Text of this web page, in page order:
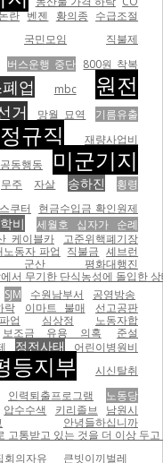
란 벤젠 황의종 수급조절
국민모임 직불제
버스운행 중단 800원 착복
업 mbc 원전
거 망월 묘역
기름유출
규직
재량사업비
동행동 미군기지
무주 자살 송하진 횡령
쿠터
현금수입금 확인원제
학비
세월호 십자가 순례
케이블카
고준위핵폐기장
노동자 파업 직불금 셰브런
군산 평화대행진
서 무기한 단식농성에 돌입한
SJM 수원남부서
공영방송
락 이마트 불매
선고공판
업 심상정
노동자합
보조금 유용 의혹 준설
정전사태
어린이병원비
등지부 시신탈취
인력퇴출프로그램
노동당
압수수색 키리졸브
남원시
안녕들하십니까
고통받고 있는 것을 더 이상
회의자유
큰빗이끼벌레